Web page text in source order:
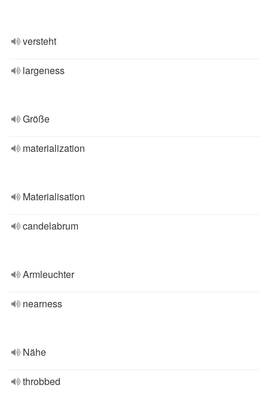
versteht
largeness
Größe
materialization
Materialisation
candelabrum
Armleuchter
nearness
Nähe
throbbed